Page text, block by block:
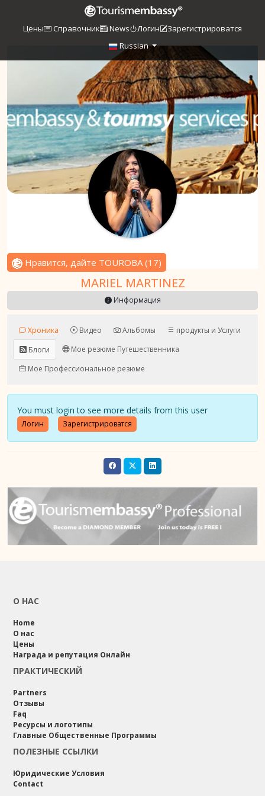
Цены Справочник News Логин
Зарегистрироватся
Russian
Нравится, дайте TOUROBA(17)
MARIEL MARTINEZ
Информация
Хроника Видео Альбомы
продукты и Услуги
Блоги
Мое резюме Путешественника
Мое Профессиональное резюме
You must login to see more details from this user
Логин Зарегистрироватся
О НАС
Home
О нас
Цены
Награда и репутация Онлайн
ПРАКТИЧЕСКИЙ
Partners
Отзывы
Faq
Ресурсы и логотипы
Главные Общественные Программы
ПОЛЕЗНЫЕ ССЫЛКИ
Юридические Условия
Contact